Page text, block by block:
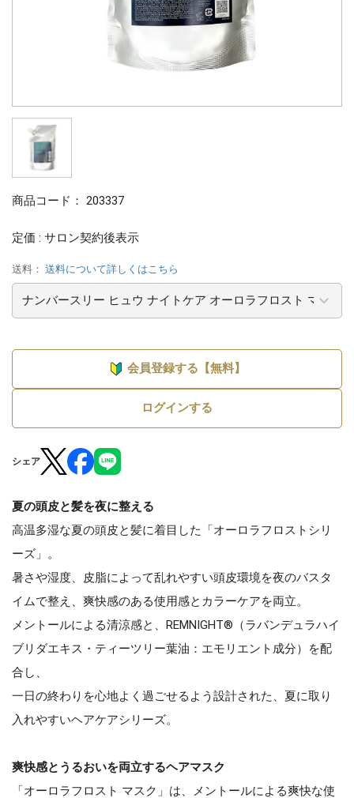
商品コード： 203337
定価 : サロン契約後表示
送料： 送料について詳しくはこちら
会員登録する【無料】
ログインする
シェア
夏の頭皮と髪を夜に整える
高温多湿な夏の頭皮と髪に着目した「オーロラフロストシリ
ーズ」。
暑さや湿度、皮脂によって乱れやすい頭皮環境を夜のバスタ
イムで整え、爽快感のある使用感とカラーケアを両立。
メントールによる清涼感と、REMNIGHT®（ラバンデュラハイ
ブリダエキス・ティーツリー葉油：エモリエント成分）を配
合し、
一日の終わりを心地よく過ごせるよう設計された、夏に取り
入れやすいヘアケアシリーズ。
爽快感とうるおいを両立するヘアマスク
「オーロラフロスト マスク」は、メントールによる爽快な使